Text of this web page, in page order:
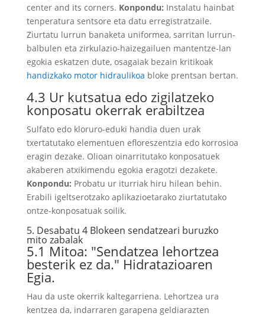
center and its corners. Konpondu: Instalatu hainbat
tenperatura sentsore eta datu erregistratzaile.
Ziurtatu lurrun banaketa uniformea, sarritan lurrun-
balbulen eta zirkulazio-haizegailuen mantentze-lan
egokia eskatzen dute, osagaiak bezain kritikoak
handizkako motor hidraulikoa bloke prentsan bertan.
4.3 Ur kutsatua edo zigilatzeko
konposatu okerrak erabiltzea
Sulfato edo kloruro-eduki handia duen urak
txertatutako elementuen efloreszentzia edo korrosioa
eragin dezake. Olioan oinarritutako konposatuek
akaberen atxikimendu egokia eragotzi dezakete.
Konpondu: Probatu ur iturriak hiru hilean behin.
Erabili igeltserotzako aplikazioetarako ziurtatutako
ontze-konposatuak soilik.
5. Desabatu 4 Blokeen sendatzeari buruzko
mito zabalak
5.1 Mitoa: "Sendatzea lehortzea
besterik ez da." Hidratazioaren
Egia.
Hau da uste okerrik kaltegarriena. Lehortzea ura
kentzea da, indarraren garapena geldiarazten